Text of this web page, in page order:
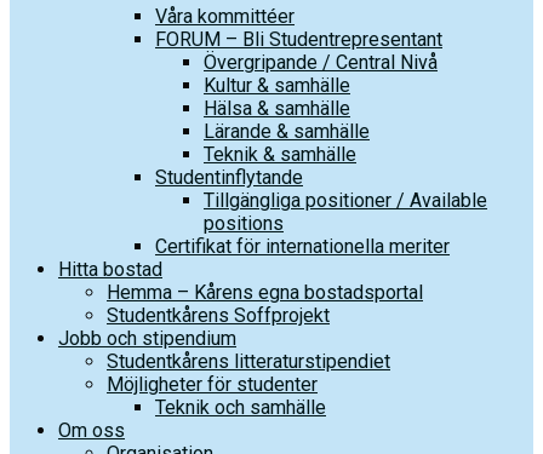
Våra kommittéer
FORUM – Bli Studentrepresentant
Övergripande / Central Nivå
Kultur & samhälle
Hälsa & samhälle
Lärande & samhälle
Teknik & samhälle
Studentinflytande
Tillgängliga positioner / Available
positions
Certifikat för internationella meriter
Hitta bostad
Hemma – Kårens egna bostadsportal
Studentkårens Soffprojekt
Jobb och stipendium
Studentkårens litteraturstipendiet
Möjligheter för studenter
Teknik och samhälle
Om oss